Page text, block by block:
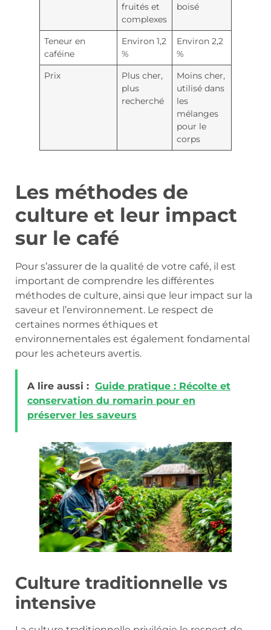
fruités et
complexes
boisé
Teneur en
caféine
Environ 1,2
%
Environ 2,2
%
Prix
Plus cher,
plus
recherché
Moins cher,
utilisé dans
les
mélanges
pour le
corps
Les méthodes de
culture et leur impact
sur le café
Pour s’assurer de la qualité de votre café, il est
important de comprendre les différentes
méthodes de culture, ainsi que leur impact sur la
saveur et l’environnement. Le respect de
certaines normes éthiques et
environnementales est également fondamental
pour les acheteurs avertis.
A lire aussi : Guide pratique : Récolte et
conservation du romarin pour en
préserver les saveurs
Culture traditionnelle vs
intensive